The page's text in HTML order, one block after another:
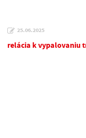
25.06.2025
relácia k vypalovaniu